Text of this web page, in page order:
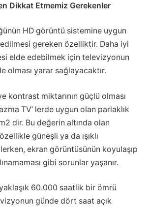
Dikkat Etmemiz Gerekenler
HD görüntü sistemine uygun
gereken özelliktir. Daha iyi
elde edebilmek için televizyonun
olması yarar sağlayacaktır.
kontrast miktarının güçlü olması
TV’ lerde uygun olan parlaklık
dir. Bu değerin altında olan
güneşli ya da ışıklı
ekran görüntüsünün koyulaşıp
gibi sorunlar yaşanır.
60.000 saatlik bir ömrü
günde dört saat açık